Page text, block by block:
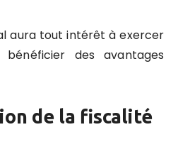
aura tout intérêt à exercer
bénéficier des avantages
de la fiscalité